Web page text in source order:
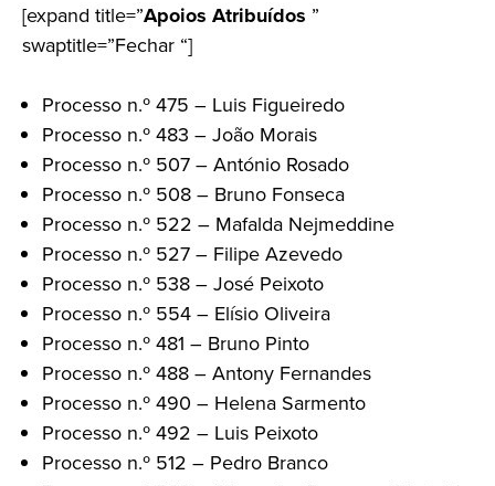
[expand title=”Apoios Atribuídos ”
swaptitle=”Fechar “]
Processo n.º 475 – Luis Figueiredo
Processo n.º 483 – João Morais
Processo n.º 507 – António Rosado
Processo n.º 508 – Bruno Fonseca
Processo n.º 522 – Mafalda Nejmeddine
Processo n.º 527 – Filipe Azevedo
Processo n.º 538 – José Peixoto
Processo n.º 554 – Elísio Oliveira
Processo n.º 481 – Bruno Pinto
Processo n.º 488 – Antony Fernandes
Processo n.º 490 – Helena Sarmento
Processo n.º 492 – Luis Peixoto
Processo n.º 512 – Pedro Branco